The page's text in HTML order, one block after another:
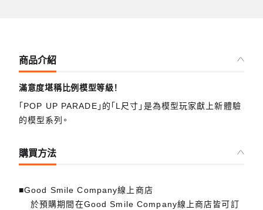
商品介紹
滿意度堪稱比例模型等級！
「POP UP PARADE」的「L尺寸」是為模型玩家獻上新體驗
的模型系列。
購買方法
■Good Smile Company線上商店
於預購期間在Good Smile Company線上商店皆可訂